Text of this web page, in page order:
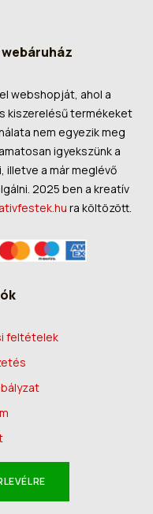
webshopját, ahol a
kiszerelésű termékeket
nem egyezik meg
igyekszünk a
illetve a már meglévő
2025 ben a kreatív
ra költözött.
feltételek